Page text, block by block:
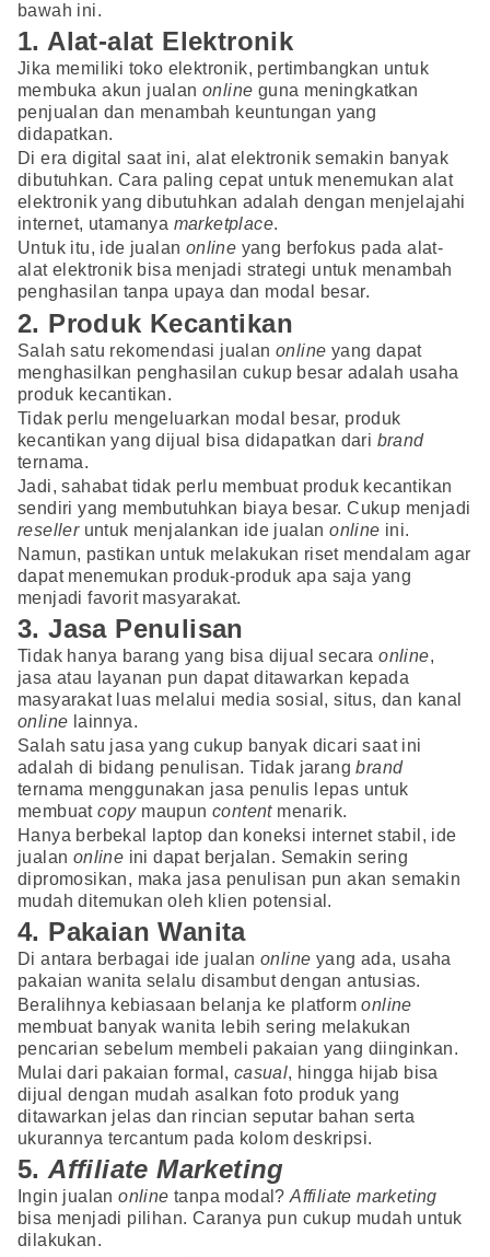
bawah ini.
1. Alat-alat Elektronik
Jika memiliki toko elektronik, pertimbangkan untuk
membuka akun jualan online guna meningkatkan
penjualan dan menambah keuntungan yang
didapatkan.
Di era digital saat ini, alat elektronik semakin banyak
dibutuhkan. Cara paling cepat untuk menemukan alat
elektronik yang dibutuhkan adalah dengan menjelajahi
internet, utamanya marketplace.
Untuk itu, ide jualan online yang berfokus pada alat-
alat elektronik bisa menjadi strategi untuk menambah
penghasilan tanpa upaya dan modal besar.
2. Produk Kecantikan
Salah satu rekomendasi jualan online yang dapat
menghasilkan penghasilan cukup besar adalah usaha
produk kecantikan.
Tidak perlu mengeluarkan modal besar, produk
kecantikan yang dijual bisa didapatkan dari brand
ternama.
Jadi, sahabat tidak perlu membuat produk kecantikan
sendiri yang membutuhkan biaya besar. Cukup menjadi
reselleruntuk menjalankan ide jualanonline ini.
Namun, pastikan untuk melakukan riset mendalam agar
dapat menemukan produk-produk apa saja yang
menjadi favorit masyarakat.
3. Jasa Penulisan
Tidak hanya barang yang bisa dijual secaraonline,
jasa atau layanan pun dapat ditawarkan kepada
masyarakat luas melalui media sosial, situs, dan kanal
online lainnya.
Salah satu jasa yang cukup banyak dicari saat ini
adalah di bidang penulisan. Tidak jarangbrand
ternama menggunakan jasa penulis lepas untuk
membuatcopymaupuncontentmenarik.
Hanya berbekal laptop dan koneksi internet stabil, ide
jualan online ini dapat berjalan. Semakin sering
dipromosikan, maka jasa penulisan pun akan semakin
mudah ditemukan oleh klien potensial.
4. Pakaian Wanita
Di antara berbagai ide jualan online yang ada, usaha
pakaian wanita selalu disambut dengan antusias.
Beralihnya kebiasaan belanja ke platformonline
membuat banyak wanita lebih sering melakukan
pencarian sebelum membeli pakaian yang diinginkan.
Mulai dari pakaian formal, casual, hingga hijab bisa
dijual dengan mudah asalkan foto produk yang
ditawarkan jelas dan rincian seputar bahan serta
ukurannya tercantum pada kolom deskripsi.
5.Affiliate Marketing
Ingin jualanonline tanpa modal?Affiliate marketing
bisa menjadi pilihan. Caranya pun cukup mudah untuk
dilakukan.